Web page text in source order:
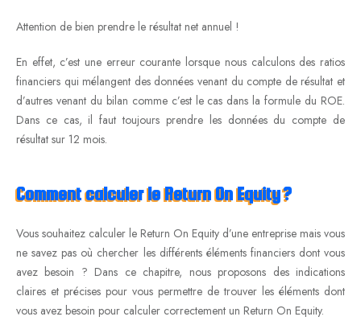
Attention de bien prendre le résultat net annuel !
En effet, c’est une erreur courante lorsque nous calculons des ratios
financiers qui mélangent des données venant du compte de résultat et
d’autres venant du bilan comme c’est le cas dans la formule du ROE.
Dans ce cas, il faut toujours prendre les données du compte de
résultat sur 12 mois.
Comment calculer le Return OnEquity?
Vous souhaitez calculer le Return On Equity d’une entreprise mais vous
ne savez pas où chercher les différents éléments financiers dont vous
avez besoin ? Dans ce chapitre, nous proposons des indications
claires et précises pour vous permettre de trouver les éléments dont
vous avez besoin pour calculer correctement un Return On Equity.